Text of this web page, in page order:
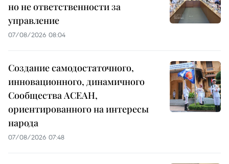
но не ответственности за
управление
07/08/2026 08:04
Создание самодостаточного,
инновационного, динамичного
Сообщества АСЕАН,
ориентированного на интересы
народа
07/08/2026 07:48